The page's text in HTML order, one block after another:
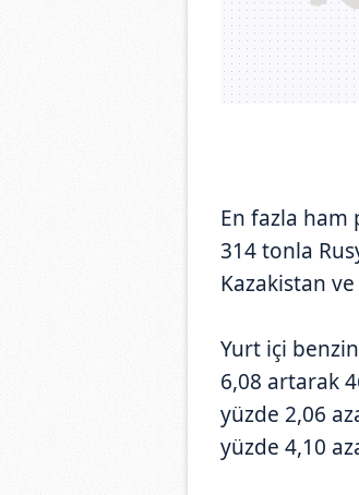
En fazla
314 tonla
Kazakistan
Yurt içi benzin
6,08 artarak
yüzde 2,06
yüzde 4,10